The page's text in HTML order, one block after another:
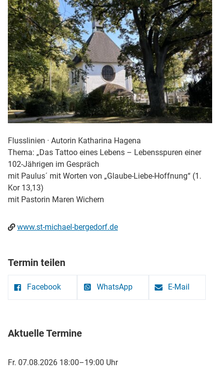
Flusslinien · Autorin Katharina Hagena
Thema: „Das Tattoo eines Lebens – Lebensspuren einer
102-Jährigen im Gespräch
mit Paulus´ mit Worten von „Glaube-Liebe-Hoffnung“ (1.
Kor 13,13)
mit Pastorin Maren Wichern
www.st-michael-bergedorf.de
Termin teilen
Facebook WhatsApp E-Mail
Aktuelle Termine
Fr. 07.08.2026 18:00–19:00 Uhr